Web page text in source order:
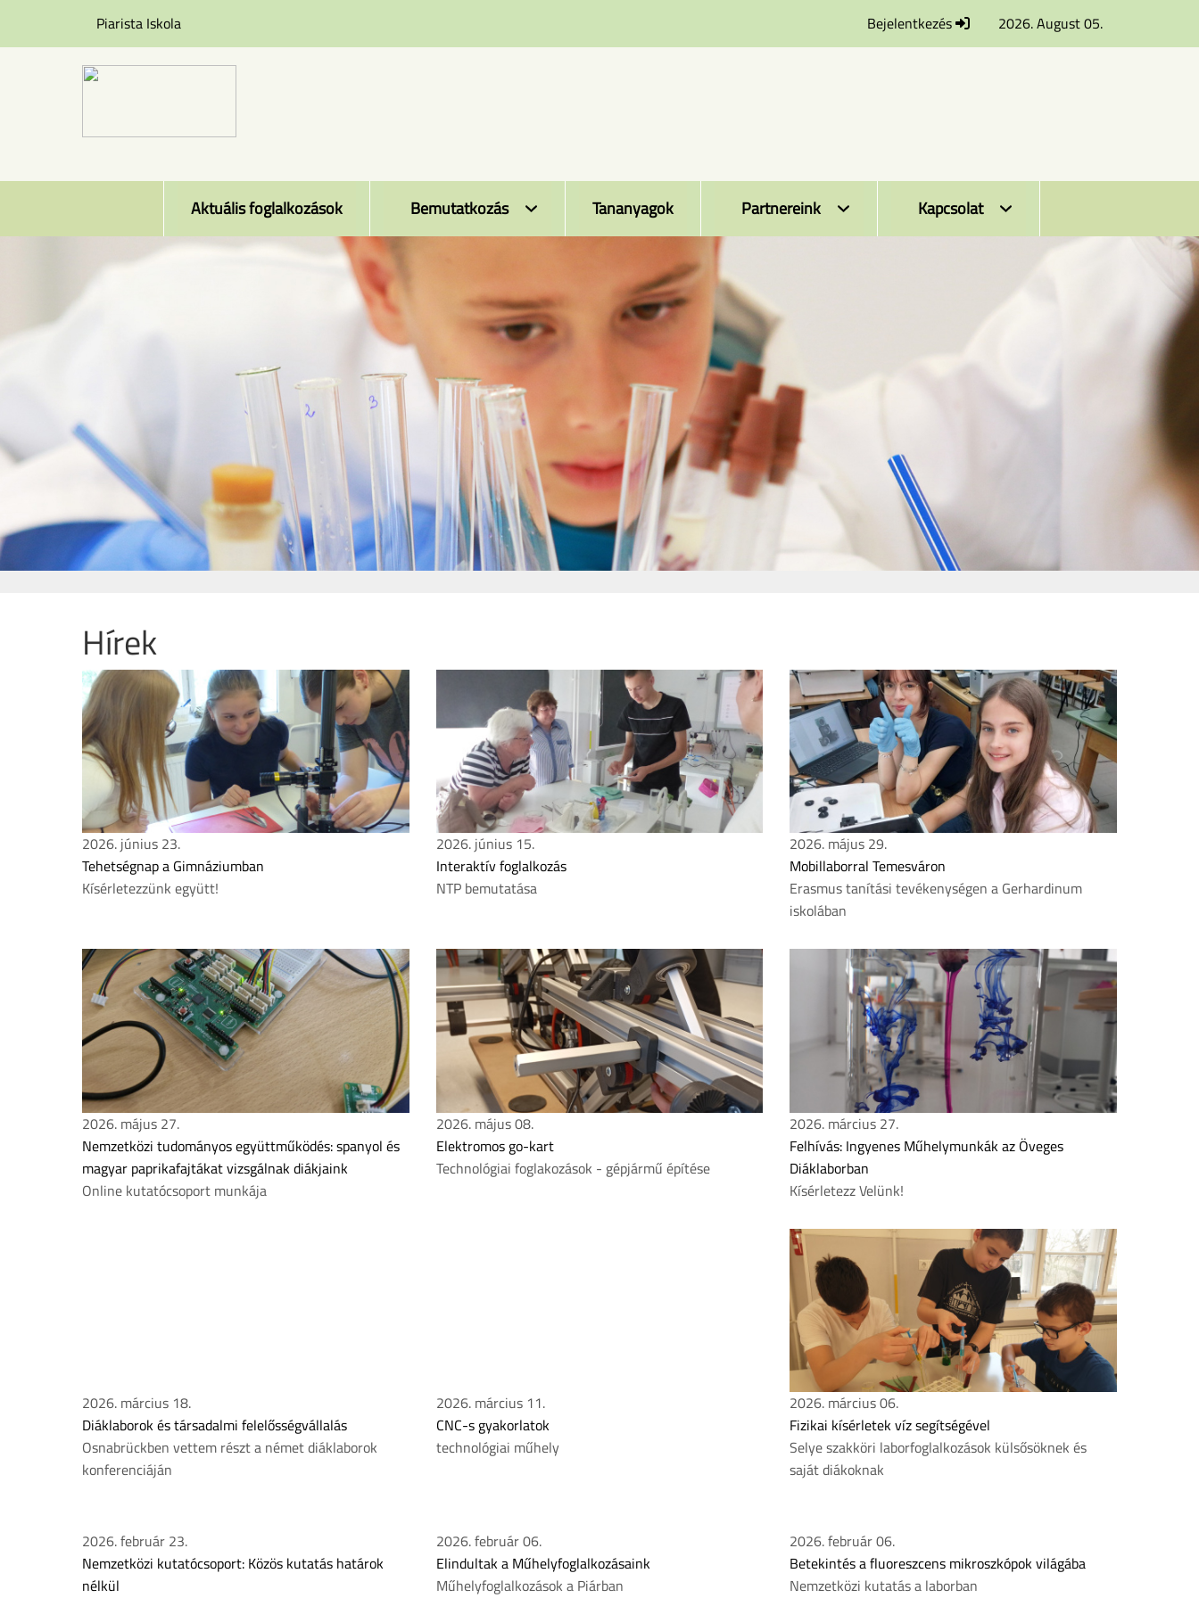
2026. August 05.
Piarista Iskola
Bejelentkezés
Aktuális foglalkozások Bemutatkozás Tananyagok Partnereink Kapcsolat
Hírek
2026. június 23.
Tehetségnap a Gimnáziumban
Kísérletezzünk együtt!
2026. június 15.
Interaktív foglalkozás
NTP bemutatása
2026. május 29.
Mobillaborral Temesváron
Erasmus tanítási tevékenységen a Gerhardinum
iskolában
2026. május 27.
Nemzetközi tudományos együttműködés: spanyol és
magyar paprikafajtákat vizsgálnak diákjaink
Online kutatócsoport munkája
2026. május 08.
Elektromos go-kart
Technológiai foglakozások - gépjármű építése
2026. március 27.
Felhívás: Ingyenes Műhelymunkák az Öveges
Diáklaborban
Kísérletezz Velünk!
2026. március 18.
Diáklaborok és társadalmi felelősségvállalás
Osnabrückben vettem részt a német diáklaborok
konferenciáján
2026. március 11.
CNC-s gyakorlatok
technológiai műhely
2026. március 06.
Fizikai kísérletek víz segítségével
Selye szakköri laborfoglalkozások külsősöknek és
saját diákoknak
2026. február 23.
Nemzetközi kutatócsoport: Közös kutatás határok
nélkül
2026. február 06.
Elindultak a Műhelyfoglalkozásaink
Műhelyfoglalkozások a Piárban
2026. február 06.
Betekintés a fluoreszcens mikroszkópok világába
Nemzetközi kutatás a laborban